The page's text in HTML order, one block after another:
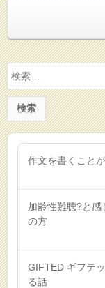
検
索:
作文を書くこと
加齢性難聴?と
の方
GIFTED ギフテ
る話